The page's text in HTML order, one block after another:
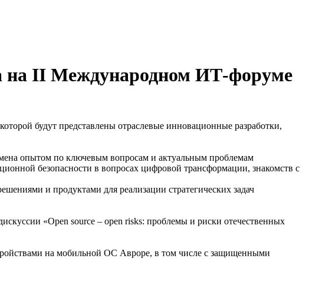
на II Международном ИТ-форуме
будут представлены отраслевые инновационные разработки,
опытом по ключевым вопросам и актуальным проблемам
безопасности в вопросах цифровой трансформации, знакомств с
и продуктами для реализации стратегических задач
«Open source – open risks: проблемы и риски отечественных
на мобильной ОС Авроре, в том числе с защищенными